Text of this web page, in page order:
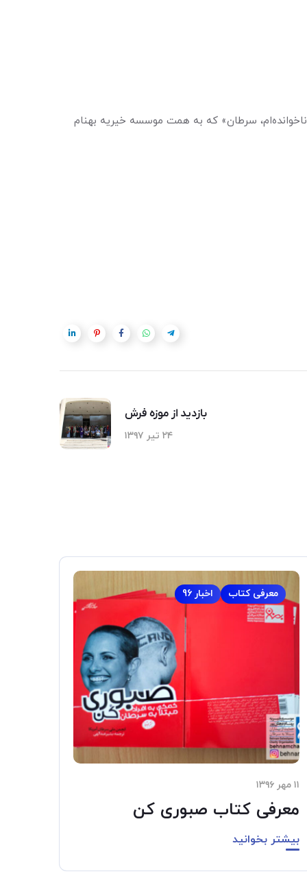
سرطان» که به همت موسسه خیریه بهنام
بازدید از موزه فرش
۲۴ تیر ۱۳۹۷
اخبار 96 معرفی کتاب
۱۱ مهر ۱۳۹۶
معرفی کتاب صبوری کن
بیشتر بخوانید